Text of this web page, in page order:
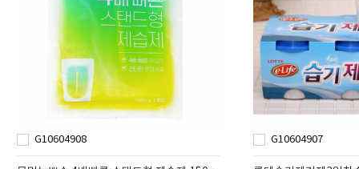
G10604908 G10604907